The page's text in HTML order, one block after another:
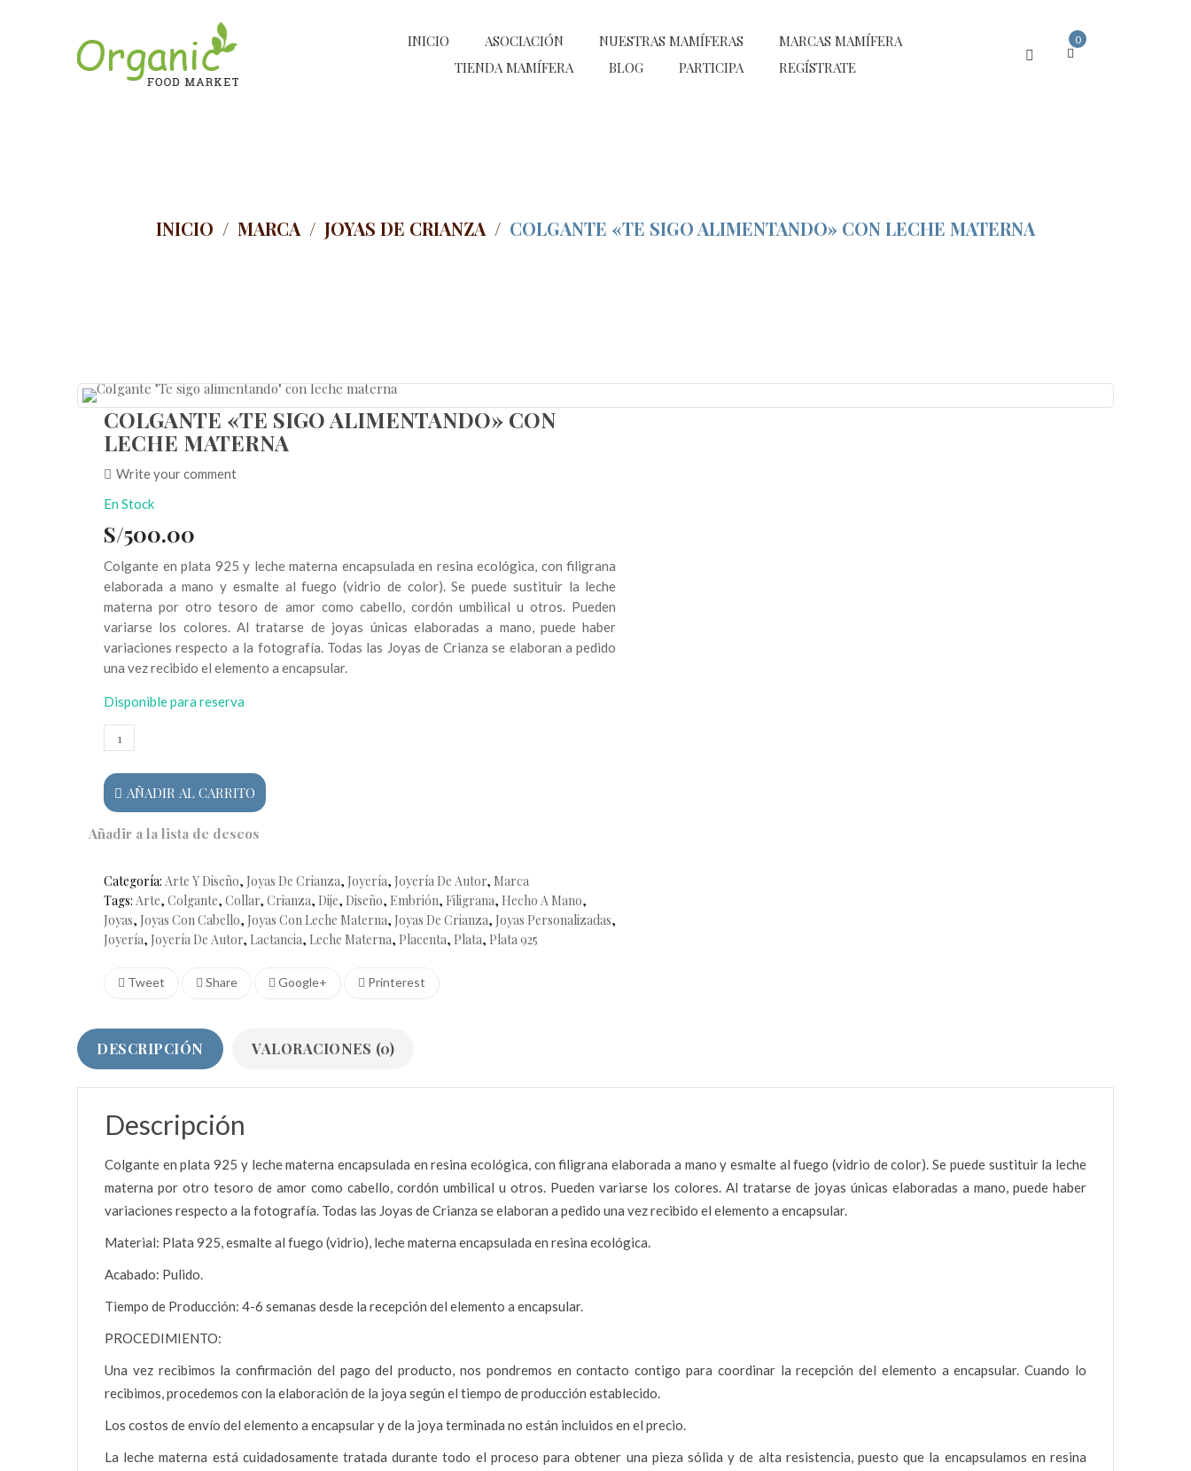
INICIO ASOCIACIÓN NUESTRAS MAMÍFERAS
MARCAS MAMÍFERA
TIENDA MAMÍFERA
BLOG PARTICIPA REGÍSTRATE
0
INICIO / MARCA / JOYAS DE CRIANZA / COLGANTE «TE SIGO ALIMENTANDO» CON LECHE MATERNA
COLGANTE «TE SIGO ALIMENTANDO» CON
LECHE MATERNA
Write your comment
En Stock
S/500.00
Colgante en plata 925 y leche materna encapsulada en resina ecológica, con filigrana
elaborada a mano y esmalte al fuego (vidrio de color). Se puede sustituir la leche
materna por otro tesoro de amor como cabello, cordón umbilical u otros. Pueden
variarse los colores. Al tratarse de joyas únicas elaboradas a mano, puede haber
variaciones respecto a la fotografía. Todas las Joyas de Crianza se elaboran a pedido
una vez recibido el elemento a encapsular.
Disponible para reserva
Colgante
"Te
sigo
alimentando"
con
leche
cantidad
AÑADIR AL CARRITO
Añadir a la lista de deseos
Categoría: Arte Y Diseño, Joyas De Crianza, Joyería, Joyería De Autor, Marca
Tags: Arte, Colgante, Collar, Crianza, Dije, Diseño, Embrión, Filigrana, Hecho A Mano,
Joyas, Joyas Con Cabello, Joyas Con Leche Materna, Joyas De Crianza, Joyas Personalizadas,
Joyería, Joyería De Autor, Lactancia, Leche Materna, Placenta, Plata, Plata 925
Tweet Share Google+ Printerest
DESCRIPCIÓN VALORACIONES (0)
Descripción
Colgante en plata 925 y leche materna encapsulada en resina ecológica, con filigrana elaborada a mano y esmalte al fuego (vidrio de color). Se puede sustituir la leche
materna por otro tesoro de amor como cabello, cordón umbilical u otros. Pueden variarse los colores. Al tratarse de joyas únicas elaboradas a mano, puede haber
variaciones respecto a la fotografía. Todas las Joyas de Crianza se elaboran a pedido una vez recibido el elemento a encapsular.
Material: Plata 925, esmalte al fuego (vidrio), leche materna encapsulada en resina ecológica.
Acabado: Pulido.
Tiempo de Producción: 4-6 semanas desde la recepción del elemento a encapsular.
PROCEDIMIENTO:
Una vez recibimos la confirmación del pago del producto, nos pondremos en contacto contigo para coordinar la recepción del elemento a encapsular. Cuando lo
recibimos, procedemos con la elaboración de la joya según el tiempo de producción establecido.
Los costos de envío del elemento a encapsular y de la joya terminada no están incluidos en el precio.
La leche materna está cuidadosamente tratada durante todo el proceso para obtener una pieza sólida y de alta resistencia, puesto que la encapsulamos en resina